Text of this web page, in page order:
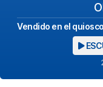
Vendido en el